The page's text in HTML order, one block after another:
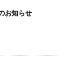
お知らせ